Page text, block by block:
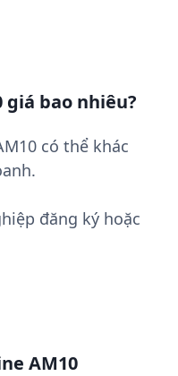
giá bao nhiêu?
có thể khác
đăng ký hoặc
AM10